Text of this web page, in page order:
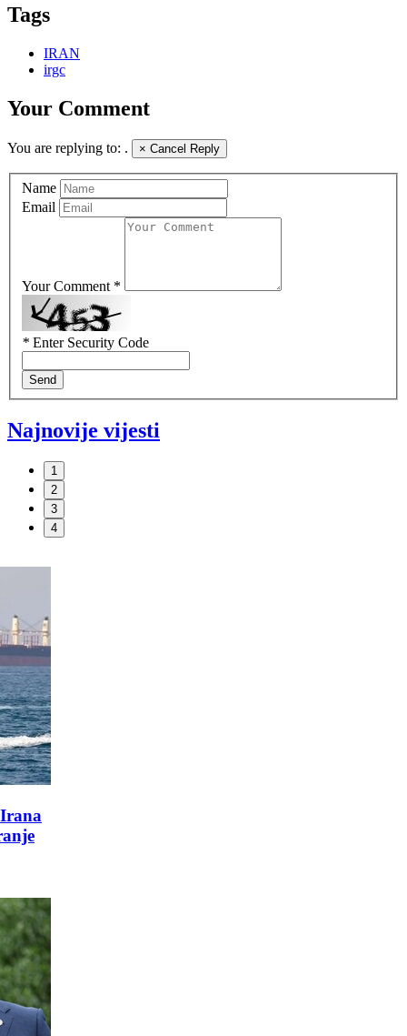
Tags
IRAN
irgc
Your Comment
You are replying to: . × Cancel Reply
Name
Email
Your Comment *
* Enter Security Code
Send
Najnovije vijesti
1
2
3
4